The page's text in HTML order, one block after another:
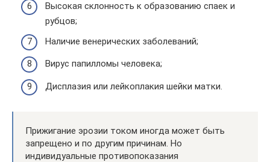
Высокая склонность к образованию спаек и
рубцов;
Наличие венерических заболеваний;
Вирус папилломы человека;
Дисплазия или лейкоплакия шейки матки.
Прижигание эрозии током иногда может быть
запрещено и по другим причинам. Но
индивидуальные противопоказания